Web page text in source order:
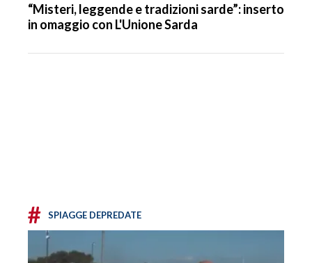
“Misteri, leggende e tradizioni sarde”: inserto
in omaggio con L'Unione Sarda
# SPIAGGE DEPREDATE